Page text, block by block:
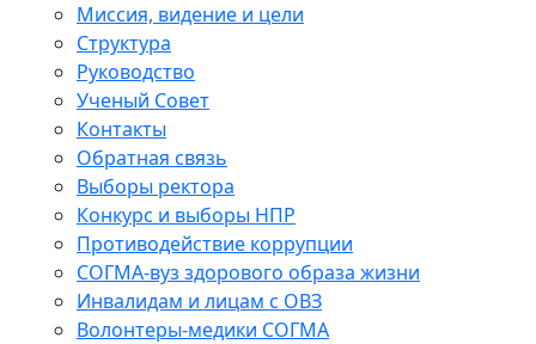
Миссия, видение и цели
Структура
Руководство
Ученый Совет
Контакты
Обратная связь
Выборы ректора
Конкурс и выборы НПР
Противодействие коррупции
СОГМА-вуз здорового образа жизни
Инвалидам и лицам с ОВЗ
Волонтеры-медики СОГМА